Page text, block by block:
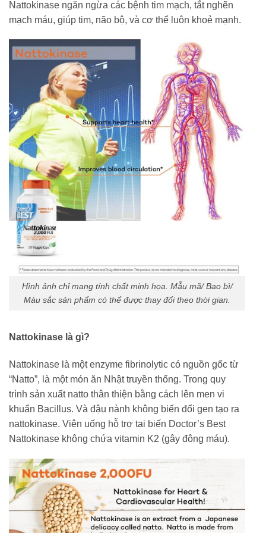
Nattokinase ngăn ngừa các bệnh tim mạch, tắt nghẽn
mạch máu, giúp tim, não bộ, và cơ thể luôn khoẻ mạnh.
Hình ảnh chỉ mang tính chất minh họa. Mẫu mã/ Bao bì/
Màu sắc sản phẩm có thể được thay đổi theo thời gian.
Nattokinase là gì?
Nattokinase là một enzyme fibrinolytic có nguồn gốc từ
“Natto”, là một món ăn Nhật truyền thống. Trong quy
trình sản xuất natto thân thiện bằng cách lên men vi
khuẩn Bacillus. Và đậu nành không biến đổi gen tạo ra
nattokinase. Viên uống hỗ trợ tai biến Doctor’s Best
Nattokinase không chứa vitamin K2 (gây đông máu).